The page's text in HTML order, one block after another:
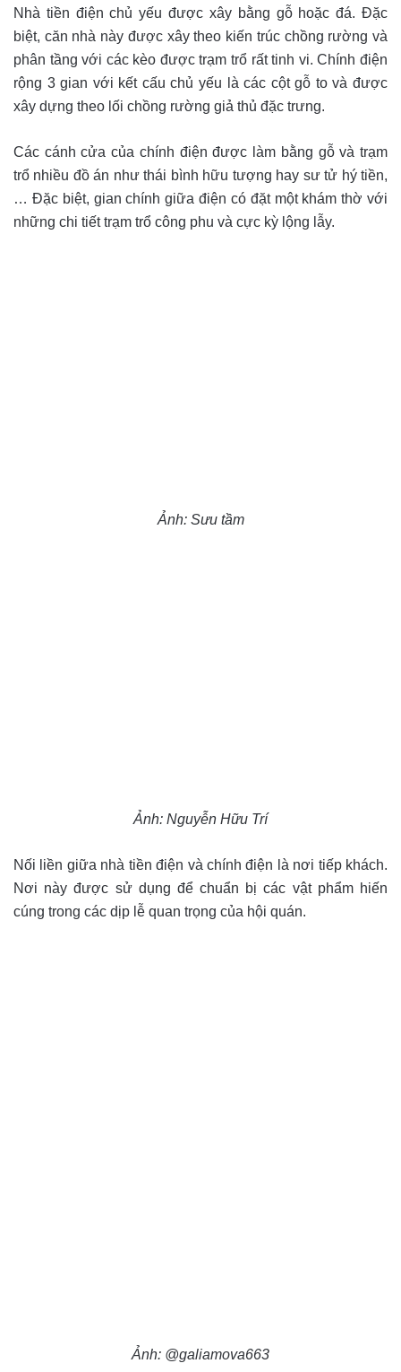
Nhà tiền điện chủ yếu được xây bằng gỗ hoặc đá. Đặc
biệt, căn nhà này được xây theo kiến trúc chồng rường và
phân tầng với các kèo được trạm trổ rất tinh vi.Chính điện
rộng 3 gian với kết cấu chủ yếu là các cột gỗ to và được
xây dựng theo lối chồng rường giả thủ đặc trưng.
Các cánh cửa của chính điện được làm bằng gỗ và trạm
trổ nhiều đồ án như thái bình hữu tượng hay sư tử hý tiền,
… Đặc biệt, gian chính giữa điện có đặt một khám thờ với
những chi tiết trạm trổ công phu và cực kỳ lộng lẫy.
Ảnh: Sưu tầm
Ảnh: Nguyễn Hữu Trí
Nối liền giữa nhà tiền điện và chính điện là nơi tiếp khách.
Nơi này được sử dụng để chuẩn bị các vật phẩm hiến
cúng trong các dịp lễ quan trọng của hội quán.
Ảnh: @galiamova663